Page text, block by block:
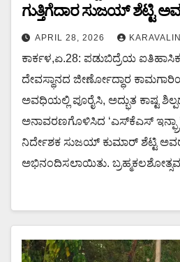
ಗುತ್ತಿಗೆದಾರ ಸುಜಯ್ ಶೆಟ್ಟಿ
APRIL 28, 2026
​ಕಾರ್ಕಳ,ಏ.28: ಪಡುಬಿದ್ರೆಯ ಐತಿಹಾಸಿಕ
ದೇವಸ್ಥಾನದ ಜೀರ್ಣೋದ್ಧಾರ
ಅವಧಿಯಲ್ಲಿ ಪೂರೈಸಿ, ಅದ್ಭುತ ಕಾಷ್ಟ
ಅನಾವರಣಗೊಳಿಸಿದ ‘ಎಸ್‌ಕೆಎಸ್‌
ನಿರ್ದೇಶಕ ಸುಜಯ್ ಕುಮಾರ್ ಶೆಟ್ಟಿ
ಅಭಿನಂದಿಸಲಾಯಿತು.